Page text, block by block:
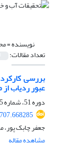
نویسنده =
تعداد مقالات:
بررسی
عبور ردیاب
دوره 51، شماره 5، مرداد 1399، صفحه
جعفر چابک
مشاهده مقاله